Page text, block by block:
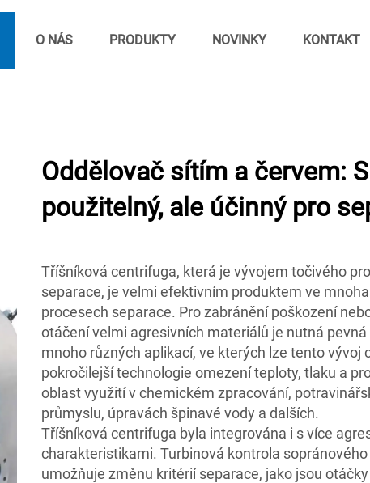
O NÁS PRODUKTY NOVINKY KONTAKT
Oddělovač sítím a červem:
použitelný, ale účinný pro
Tříšníková centrifuga, která je vývojem točivého
separace, je velmi efektivním produktem ve
procesech separace. Pro zabránění poškození
otáčení velmi agresivních materiálů je nutná
mnoho různých aplikací, ve kterých lze tento vývoj
pokročilejší technologie omezení teploty, tlaku a
oblast využití v chemickém zpracování,
průmyslu, úpravách špinavé vody a dalších.
Tříšníková centrifuga byla integrována i s více
charakteristikami. Turbinová kontrola
umožňuje změnu kritérií separace, jako jsou